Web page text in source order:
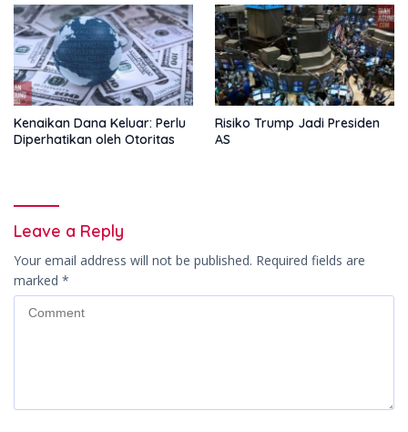
Kenaikan Dana Keluar: Perlu
Diperhatikan oleh Otoritas
Risiko Trump Jadi Presiden
AS
Leave a Reply
Your email address will not be published. Required fields are
marked *